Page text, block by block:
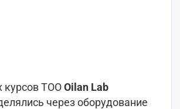
курсов ТООOilan Lab
через оборудование